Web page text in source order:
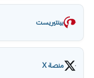
بينتيريست
منصة X